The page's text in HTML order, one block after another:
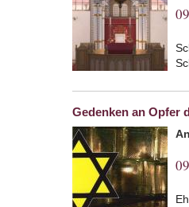
Gedenken an Opfer